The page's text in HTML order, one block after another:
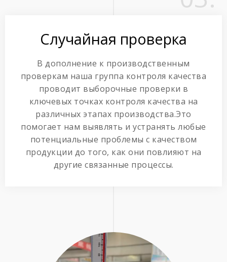
Случайная проверка
В дополнение к производственным
проверкам наша группа контроля качества
проводит выборочные проверки в
ключевых точках контроля качества на
различных этапах производства.Это
помогает нам выявлять и устранять любые
потенциальные проблемы с качеством
продукции до того, как они повлияют на
другие связанные процессы.